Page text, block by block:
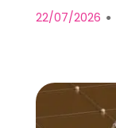
22/07/2026 ●